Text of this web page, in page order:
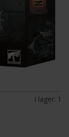
I lager: 1